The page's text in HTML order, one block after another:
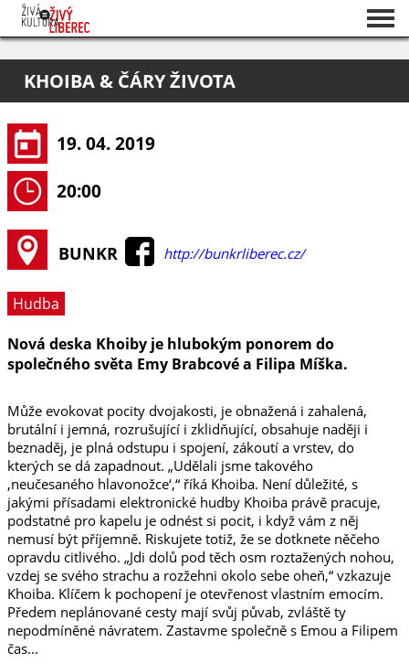
O projektu
Pořadatelé
KHOIBA & ČÁRY ŽIVOTA
19. 04. 2019
20:00
BUNKR http://bunkrliberec.cz/
Hudba
Nová deska Khoiby je hlubokým ponorem do
společného světa Emy Brabcové a Filipa Míška.
Může evokovat pocity dvojakosti, je obnažená i zahalená,
brutální i jemná, rozrušující i zklidňující, obsahuje naději i
beznaděj, je plná odstupu i spojení, zákoutí a vrstev, do
kterých se dá zapadnout. „Udělali jsme takového
‚neučesaného hlavonožce‘,“ říká Khoiba. Není důležité, s
jakými přísadami elektronické hudby Khoiba právě pracuje,
podstatné pro kapelu je odnést si pocit, i když vám z něj
nemusí být příjemně. Riskujete totiž, že se dotknete něčeho
opravdu citlivého. „Jdi dolů pod těch osm roztažených nohou,
vzdej se svého strachu a rozžehni okolo sebe oheň,“ vzkazuje
Khoiba. Klíčem k pochopení je otevřenost vlastním emocím.
Předem neplánované cesty mají svůj půvab, zvláště ty
nepodmíněné návratem. Zastavme společně s Emou a Filipem
čas...